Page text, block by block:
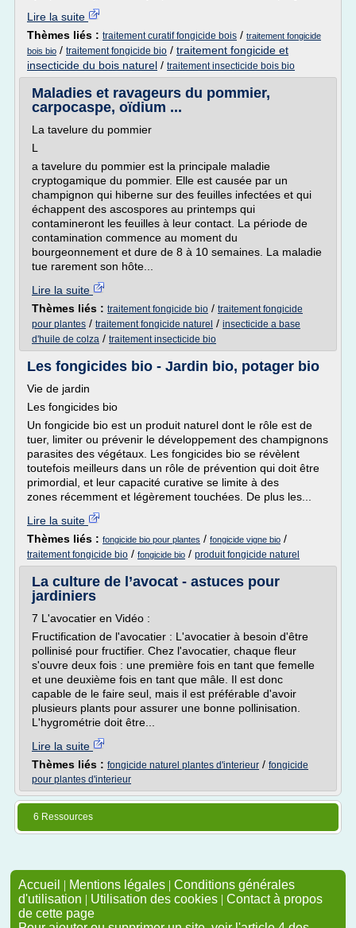
Lire la suite
Thèmes liés : traitement curatif fongicide bois / traitement fongicide
bois bio / traitement fongicide bio / traitement fongicide et
insecticide du bois naturel / traitement insecticide bois bio
Maladies et ravageurs du pommier,
carpocaspe, oïdium ...
La tavelure du pommier
L
a tavelure du pommier est la principale maladie
cryptogamique du pommier. Elle est causée par un
champignon qui hiberne sur des feuilles infectées et qui
échappent des ascospores au printemps qui
contamineront les feuilles à leur contact. La période de
contamination commence au moment du
bourgeonnement et dure de 8 à 10 semaines. La maladie
tue rarement son hôte...
Lire la suite
Thèmes liés : traitement fongicide bio / traitement fongicide
pour plantes / traitement fongicide naturel / insecticide a base
d'huile de colza / traitement insecticide bio
Les fongicides bio - Jardin bio, potager bio
Vie de jardin
Les fongicides bio
Un fongicide bio est un produit naturel dont le rôle est de
tuer, limiter ou prévenir le développement des champignons
parasites des végétaux. Les fongicides bio se révèlent
toutefois meilleurs dans un rôle de prévention qui doit être
primordial, et leur capacité curative se limite à des
zones récemment et légèrement touchées. De plus les...
Lire la suite
Thèmes liés : fongicide bio pour plantes / fongicide vigne bio /
traitement fongicide bio / fongicide bio / produit fongicide naturel
La culture de l’avocat - astuces pour
jardiniers
7 L'avocatier en Vidéo :
Fructification de l'avocatier : L'avocatier à besoin d'être
pollinisé pour fructifier. Chez l'avocatier, chaque fleur
s'ouvre deux fois : une première fois en tant que femelle
et une deuxième fois en tant que mâle. Il est donc
capable de le faire seul, mais il est préférable d'avoir
plusieurs plants pour assurer une bonne pollinisation.
L'hygrométrie doit être...
Lire la suite
Thèmes liés : fongicide naturel plantes d'interieur / fongicide
pour plantes d'interieur
6 Ressources
Accueil | Mentions légales | Conditions générales
d'utilisation | Utilisation des cookies | Contact à propos
de cette page